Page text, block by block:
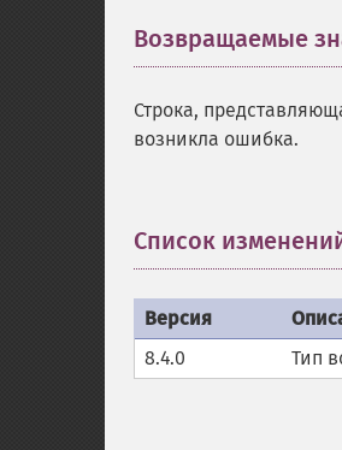
Возвращаемые
Строка,
возникла ошибка.
Список
Версия
8.4.0
Тип